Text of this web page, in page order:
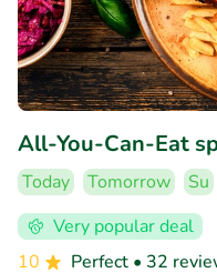
All-You-Can-Eat
Today Tomorrow Su
Very popular deal
10
Perfect • 32